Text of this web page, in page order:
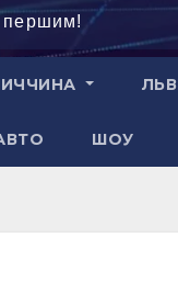
першим!
ШОУ